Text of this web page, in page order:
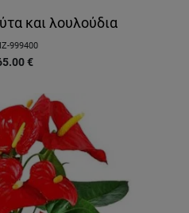
και λουλούδια
999400
€